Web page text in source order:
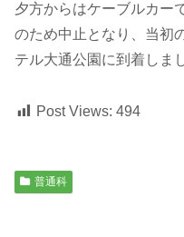
夕方からはケーブルカー
のため中止となり、当初
テル大通公園に到着しま
Post Views: 494
普通科